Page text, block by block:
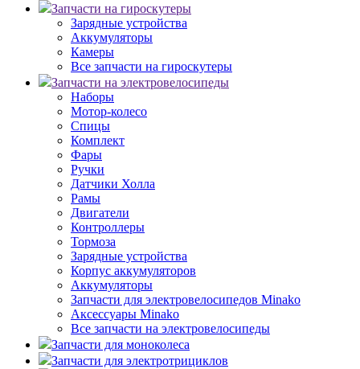
Запчасти на гироскутеры
Зарядные устройства
Аккумуляторы
Камеры
Все запчасти на гироскутеры
Запчасти на электровелосипеды
Наборы
Мотор-колесо
Спицы
Комплект
Фары
Ручки
Датчики Холла
Рамы
Двигатели
Контроллеры
Тормоза
Зарядные устройства
Корпус аккумуляторов
Аккумуляторы
Запчасти для электровелосипедов Minako
Аксессуары Minako
Все запчасти на электровелосипеды
Запчасти для моноколеса
Запчасти для электротрициклов